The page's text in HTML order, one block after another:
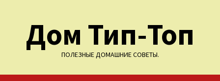
содержимомуДом Тип-Топ
ПОЛЕЗНЫЕ ДОМАШНИЕ СОВЕТЫ.